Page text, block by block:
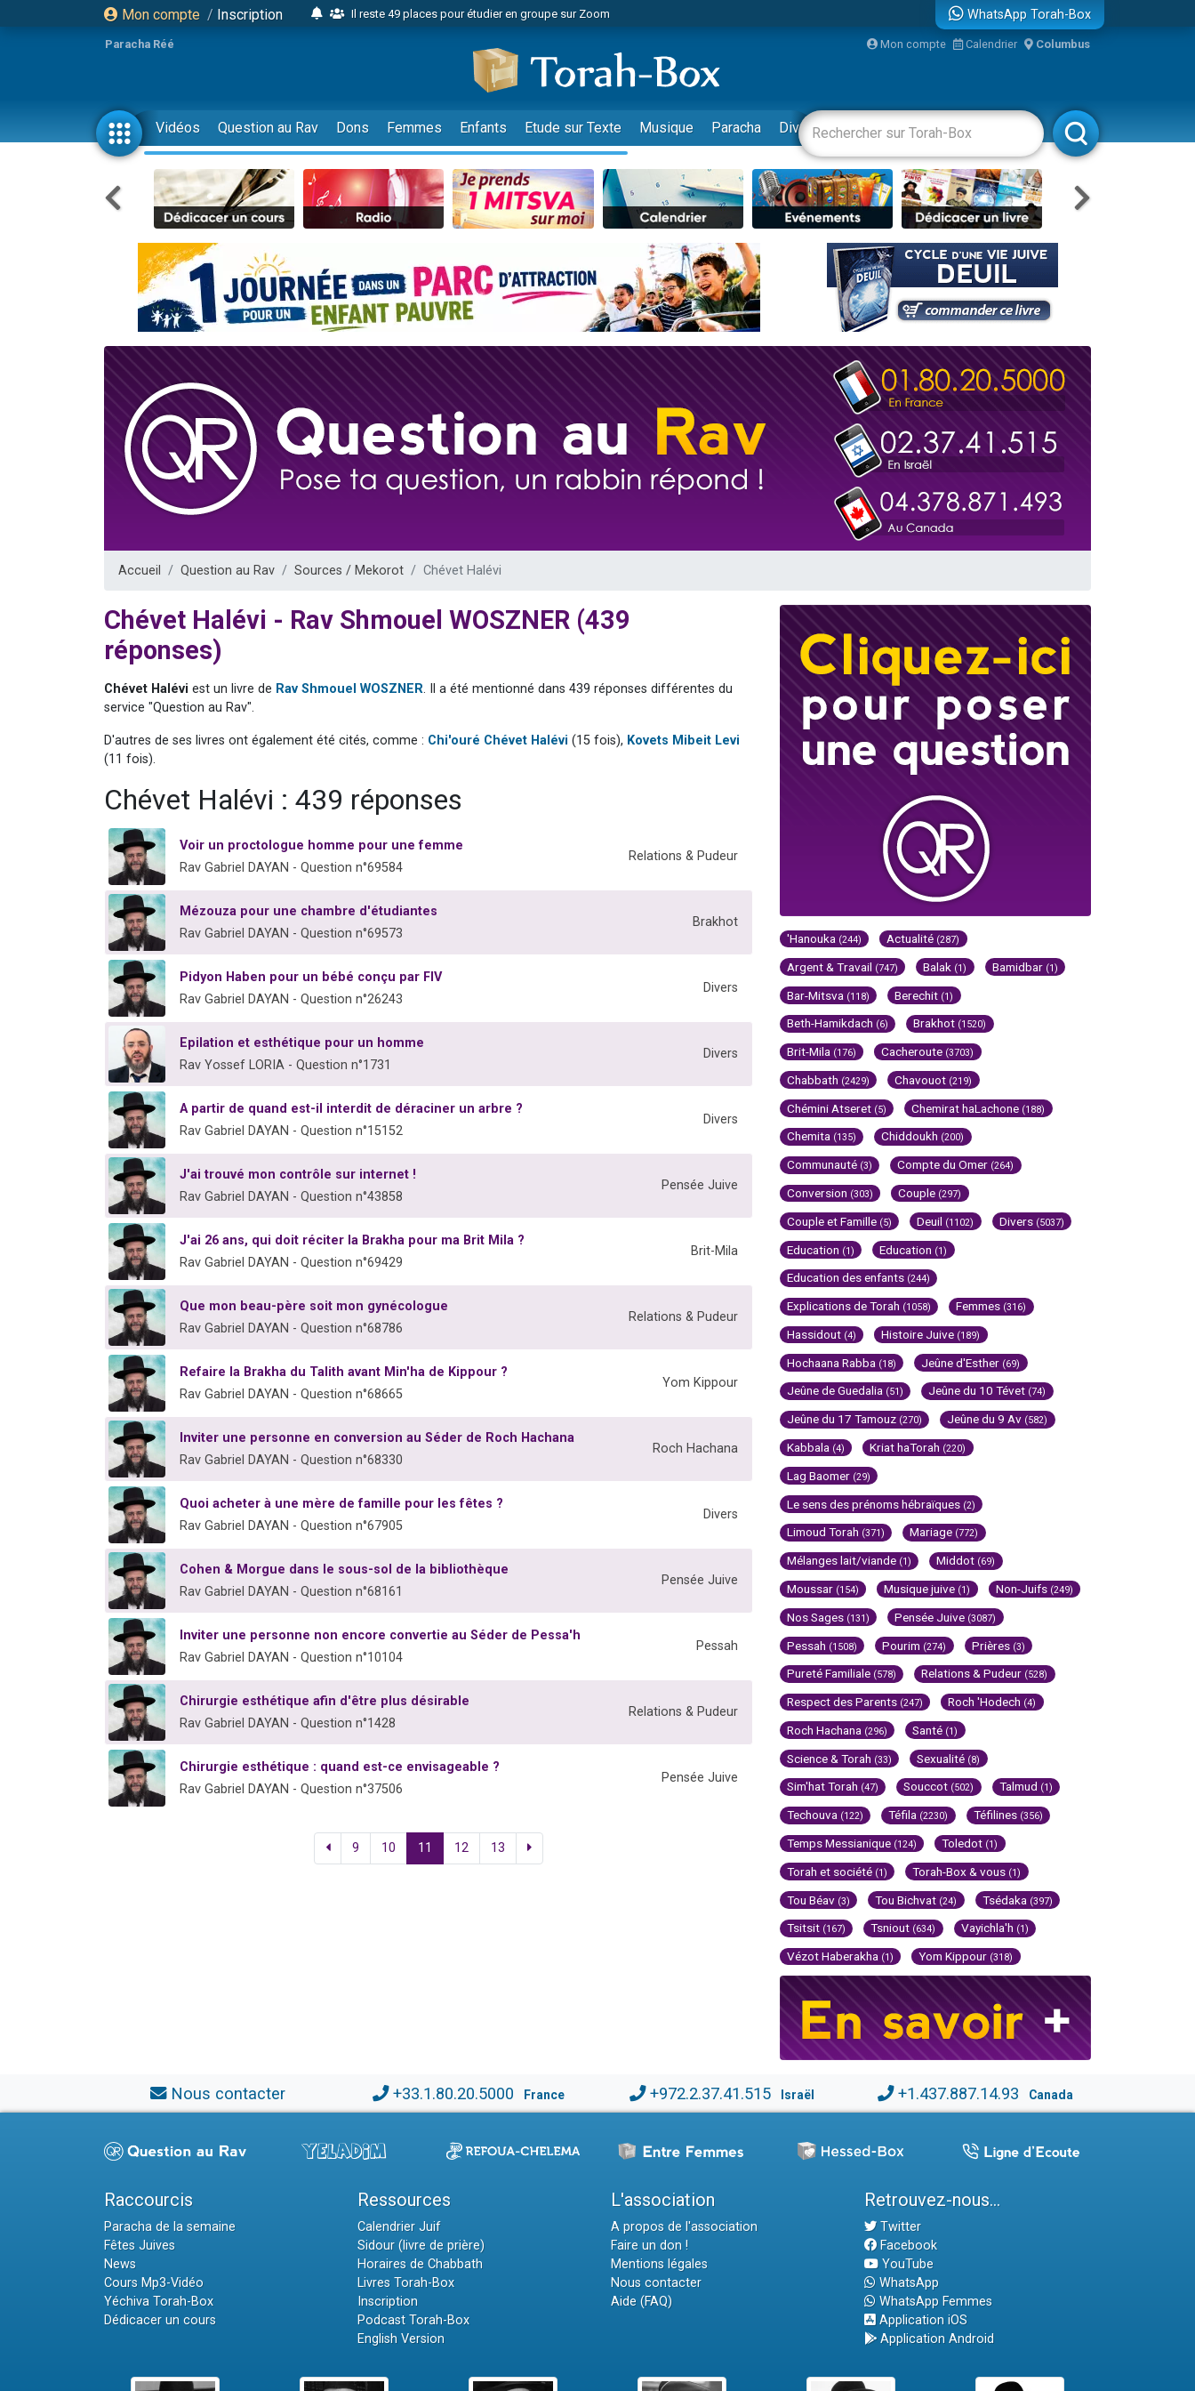
Mon compte / Inscription
Il reste 49 places pour étudier en groupe sur Zoom
2 personnes viennent de nous rejoindre sur WhatsApp
6 personnes viennent de nous rejoindre sur WhatsApp
4 personnes viennent de faire un don pour Reloger Rivka, 6 enfants, victime de violences...
2 personnes viennent de faire un don pour 1 Journée de Vacances Pour les Enfants
17 personnes viennent de demander une bénédiction
4 personnes viennent de nous rejoindre sur WhatsApp
Il reste 49 places pour étudier en groupe sur Zoom
4 personnes viennent de nous rejoindre sur WhatsApp
3 personnes viennent de nous rejoindre sur WhatsApp
Odaya vient de donner son Maasser
3 personnes viennent de faire un don pour 5 jours de vacances aux Orphelins
2 personnes viennent de nous rejoindre sur WhatsApp
13 personnes viennent de demander une bénédiction
30 personnes viennent de faire un don pour Sauvez la jambe de Yohan
Il reste 49 places pour étudier en groupe sur Zoom
12 nouvelles musiques dans Torah-Box Music
WhatsApp Torah-Box
Paracha Réé Mon compte Calendrier Columbus
Vidéos Question au Rav Dons Femmes Enfants Etude sur Texte Musique Paracha Divertissements Livres Rabbanim
Accueil Question au Rav Sources / Mekorot Chévet Halévi
Chévet Halévi - Rav Shmouel WOSZNER (439
réponses)
Chévet Halévi est un livre de Rav Shmouel WOSZNER. Il a été mentionné dans 439 réponses différentes du
service "Question au Rav".
D'autres de ses livres ont également été cités, comme : Chi'ouré Chévet Halévi (15 fois), Kovets Mibeit Levi
(11 fois).
Chévet Halévi : 439 réponses
Voir un proctologue homme pour une femme
Rav Gabriel DAYAN - Question n°69584
Relations & Pudeur
Mézouza pour une chambre d'étudiantes
Rav Gabriel DAYAN - Question n°69573
Brakhot
Pidyon Haben pour un bébé conçu par FIV
Rav Gabriel DAYAN - Question n°26243
Divers
Epilation et esthétique pour un homme
Rav Yossef LORIA - Question n°1731
Divers
A partir de quand est-il interdit de déraciner un arbre ?
Rav Gabriel DAYAN - Question n°15152
Divers
J'ai trouvé mon contrôle sur internet !
Rav Gabriel DAYAN - Question n°43858
Pensée Juive
J'ai 26 ans, qui doit réciter la Brakha pour ma Brit Mila ?
Rav Gabriel DAYAN - Question n°69429
Brit-Mila
Que mon beau-père soit mon gynécologue
Rav Gabriel DAYAN - Question n°68786
Relations & Pudeur
Refaire la Brakha du Talith avant Min'ha de Kippour ?
Rav Gabriel DAYAN - Question n°68665
Yom Kippour
Inviter une personne en conversion au Séder de Roch Hachana
Rav Gabriel DAYAN - Question n°68330
Roch Hachana
Quoi acheter à une mère de famille pour les fêtes ?
Rav Gabriel DAYAN - Question n°67905
Divers
Cohen & Morgue dans le sous-sol de la bibliothèque
Rav Gabriel DAYAN - Question n°68161
Pensée Juive
Inviter une personne non encore convertie au Séder de Pessa'h
Rav Gabriel DAYAN - Question n°10104
Pessah
Chirurgie esthétique afin d'être plus désirable
Rav Gabriel DAYAN - Question n°1428
Relations & Pudeur
Chirurgie esthétique : quand est-ce envisageable ?
Rav Gabriel DAYAN - Question n°37506
Pensée Juive
9 10 11 12 13
'Hanouka (244) Actualité (287)
Argent & Travail (747) Balak (1) Bamidbar (1)
Bar-Mitsva (118) Berechit (1)
Beth-Hamikdach (6) Brakhot (1520)
Brit-Mila (176) Cacheroute (3703)
Chabbath (2429) Chavouot (219)
Chémini Atseret (5) Chemirat haLachone (188)
Chemita (135) Chiddoukh (200)
Communauté (3) Compte du Omer (264)
Conversion (303) Couple (297)
Couple et Famille (5) Deuil (1102) Divers (5037)
Education (1) Education (1)
Education des enfants (244)
Explications de Torah (1058) Femmes (316)
Hassidout (4) Histoire Juive (189)
Hochaana Rabba (18) Jeûne d'Esther (69)
Jeûne de Guedalia (51) Jeûne du 10 Tévet (74)
Jeûne du 17 Tamouz (270) Jeûne du 9 Av (582)
Kabbala (4) Kriat haTorah (220)
Lag Baomer (29)
Le sens des prénoms hébraïques (2)
Limoud Torah (371) Mariage (772)
Mélanges lait/viande (1) Middot (69)
Moussar (154) Musique juive (1) Non-Juifs (249)
Nos Sages (131) Pensée Juive (3087)
Pessah (1508) Pourim (274) Prières (3)
Pureté Familiale (578) Relations & Pudeur (528)
Respect des Parents (247) Roch 'Hodech (4)
Roch Hachana (296) Santé (1)
Science & Torah (33) Sexualité (8)
Sim'hat Torah (47) Souccot (502) Talmud (1)
Techouva (122) Téfila (2230) Téfilines (356)
Temps Messianique (124) Toledot (1)
Torah et société (1) Torah-Box & vous (1)
Tou Béav (3) Tou Bichvat (24) Tsédaka (397)
Tsitsit (167) Tsniout (634) Vayichla'h (1)
Vézot Haberakha (1) Yom Kippour (318)
Nous contacter +33.1.80.20.5000 France +972.2.37.41.515 Israël +1.437.887.14.93 Canada
Raccourcis
Paracha de la semaine
Fêtes Juives
News
Cours Mp3-Vidéo
Yéchiva Torah-Box
Dédicacer un cours
Ressources
Calendrier Juif
Sidour (livre de prière)
Horaires de Chabbath
Livres Torah-Box
Inscription
Podcast Torah-Box
English Version
L'association
A propos de l'association
Faire un don !
Mentions légales
Nous contacter
Aide (FAQ)
Retrouvez-nous...
Twitter
Facebook
YouTube
WhatsApp
WhatsApp Femmes
Application iOS
Application Android